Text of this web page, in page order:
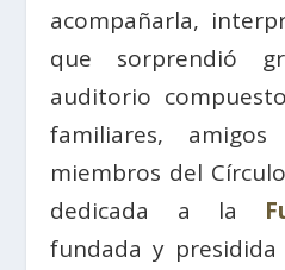
acompañarla,
que sorprendió
auditorio
familiares,
miembros del
dedicada a la
fundada y